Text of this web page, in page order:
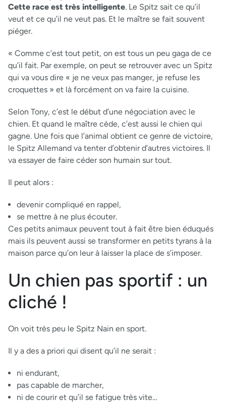
Cette race est très intelligente. Le Spitz sait ce qu’il
veut et ce qu’il ne veut pas. Et le maître se fait souvent
piéger.
« Comme c’est tout petit, on est tous un peu gaga de ce
qu’il fait. Par exemple, on peut se retrouver avec un Spitz
qui va vous dire « je ne veux pas manger, je refuse les
croquettes » et là forcément on va faire la cuisine.
Selon Tony, c’est le début d’une négociation avec le
chien. Et quand le maître cède, c’est aussi le chien qui
gagne. Une fois que l’animal obtient ce genre de victoire,
le Spitz Allemand va tenter d’obtenir d’autres victoires. Il
va essayer de faire céder son humain sur tout.
Il peut alors :
devenir compliqué en rappel,
se mettre à ne plus écouter.
Ces petits animaux peuvent tout à fait être bien éduqués
mais ils peuvent aussi se transformer en petits tyrans à la
maison parce qu’on leur à laisser la place de s’imposer.
Un chien pas sportif : un
cliché !
On voit très peu le Spitz Nain en sport.
Il y a des a priori qui disent qu’il ne serait :
ni endurant,
pas capable de marcher,
ni de courir et qu’il se fatigue très vite…